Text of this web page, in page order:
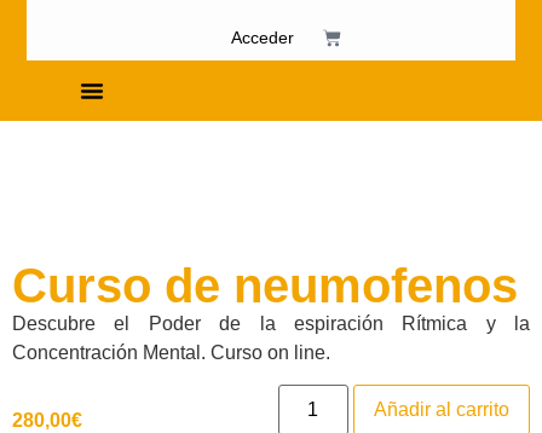
Acceder
Curso de neumofenos
Descubre el Poder de la espiración Rítmica y la
Concentración Mental. Curso on line.
280,00€
Añadir al carrito